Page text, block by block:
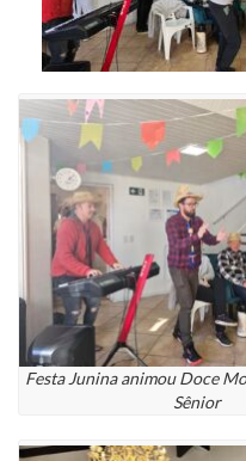
Festa Junina animou Doce
Sênior